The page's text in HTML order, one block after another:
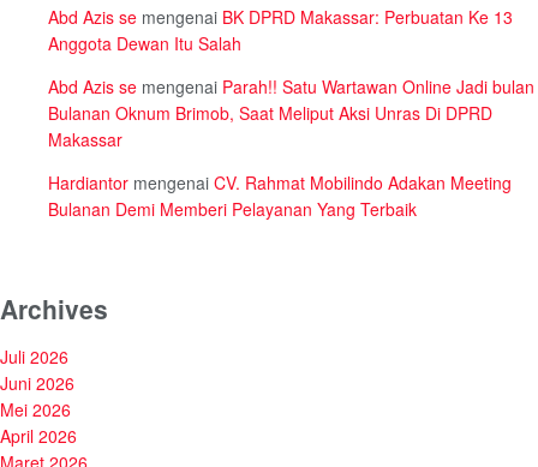
Abd Azis se mengenai BK DPRD Makassar: Perbuatan Ke 13
Anggota Dewan Itu Salah
Abd Azis se mengenai Parah!! Satu Wartawan Online Jadi bulan
Bulanan Oknum Brimob, Saat Meliput Aksi Unras Di DPRD
Makassar
Hardiantor mengenai CV. Rahmat Mobilindo Adakan Meeting
Bulanan Demi Memberi Pelayanan Yang Terbaik
Archives
Juli 2026
Juni 2026
Mei 2026
April 2026
Maret 2026